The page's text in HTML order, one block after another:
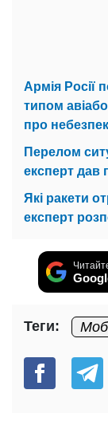
Армія Росії
типом
про
Перелом
експерт дав
Які ракети
експерт
Теги: